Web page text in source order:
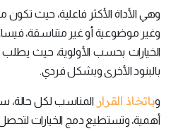
وهي الأداة الأكثر فاعلية، حيث
وغير موضوعية أو غير متناسقة،
الخيارات بحسب الأولوية، حيث
بالبنود الأخرى وبشكل فردي.
وباتخاذ القرار المناسب لكل حالة،
أهمية، وتستطيع دمج الخيارات لتحصل